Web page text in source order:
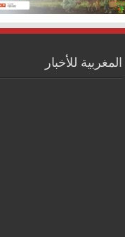
المغربية للأخبار